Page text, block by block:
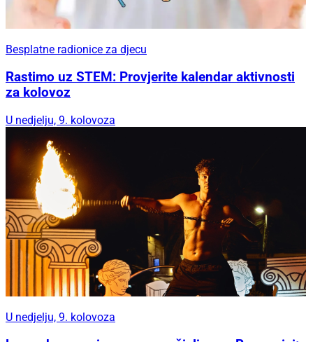
Besplatne radionice za djecu
Rastimo uz STEM: Provjerite kalendar aktivnosti
za kolovoz
U nedjelju, 9. kolovoza
U nedjelju, 9. kolovoza